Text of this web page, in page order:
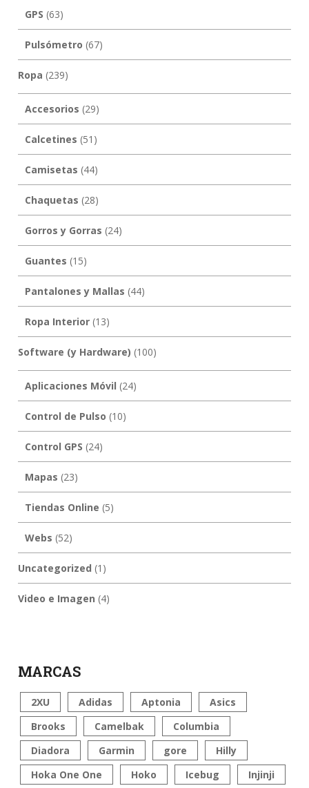
GPS (63)
Pulsómetro (67)
Ropa (239)
Accesorios (29)
Calcetines (51)
Camisetas (44)
Chaquetas (28)
Gorros y Gorras (24)
Guantes (15)
Pantalones y Mallas (44)
Ropa Interior(13)
Software (y Hardware) (100)
Aplicaciones Móvil (24)
Control de Pulso (10)
Control GPS (24)
Mapas (23)
Tiendas Online (5)
Webs (52)
Uncategorized (1)
Video e Imagen (4)
MARCAS
2XU Adidas Aptonia
Asics
Brooks
Camelbak
Columbia
Diadora
Garmin gore
Hilly
Hoka One One
Hoko Icebug Injinji